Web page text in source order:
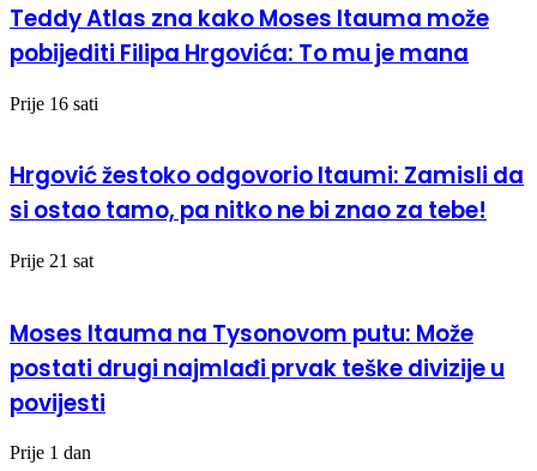
Teddy Atlas zna kako Moses Itauma može
pobijediti Filipa Hrgovića: To mu je mana
Prije 16 sati
Hrgović žestoko odgovorio Itaumi: Zamisli da
si ostao tamo, pa nitko ne bi znao za tebe!
Prije 21 sat
Moses Itauma na Tysonovom putu: Može
postati drugi najmlađi prvak teške divizije u
povijesti
Prije 1 dan